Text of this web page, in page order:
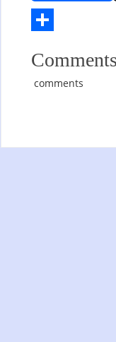
b
o
o
k
s
e
n
g
i
t
t
e
i
n
e
h
a
Comments
comments